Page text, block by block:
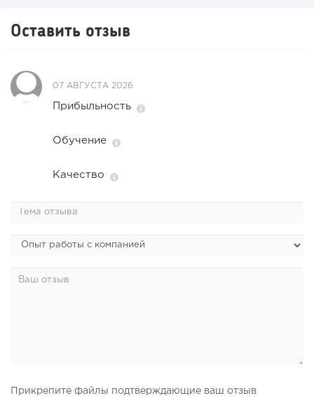
Оставить отзыв
07 АВГУСТА 2026
Прибыльность
Обучение
Качество
Прикрепите файлы подтверждающие ваш отзыв